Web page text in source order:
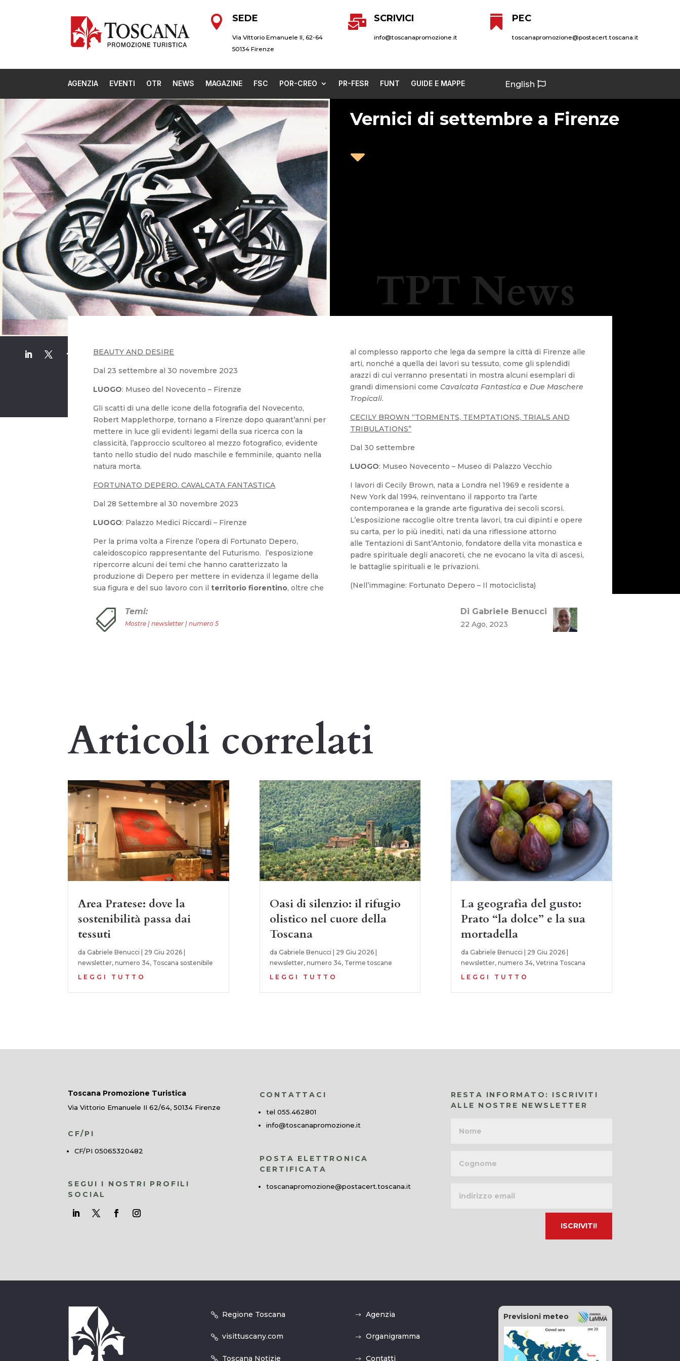
 SEDE
Via Vittorio Emanuele II, 62-64
50134 Firenze
 SCRIVICI
info@toscanapromozione.it
 PEC
toscanapromozione@postacert.toscana.it
AGENZIA EVENTI OTR NEWS MAGAZINE FSC POR-CREO PR-FESR FUNT GUIDE E MAPPE English
TPT News
Vernici di settembre a Firenze

BEAUTY AND DESIRE
Dal 23 settembre al 30 novembre 2023
LUOGO: Museo del Novecento – Firenze
Gli scatti di una delle icone della fotografia del Novecento,
Robert Mapplethorpe, tornano a Firenze dopo quarant’anni per
mettere in luce gli evidenti legami della sua ricerca con la
classicità, l’approccio scultoreo al mezzo fotografico, evidente
tanto nello studio del nudo maschile e femminile, quanto nella
natura morta.
FORTUNATO DEPERO. CAVALCATA FANTASTICA
Dal 28 Settembre al 30 novembre 2023
LUOGO: Palazzo Medici Riccardi – Firenze
Per la prima volta a Firenze l’opera di Fortunato Depero,
caleidoscopico rappresentante del Futurismo. l’esposizione
ripercorre alcuni dei temi che hanno caratterizzato la
produzione di Depero per mettere in evidenza il legame della
sua figura e del suo lavoro con ilterritorio fiorentino, oltre che
al complesso rapporto che lega da sempre la città di Firenze alle
arti, nonché a quella dei lavori su tessuto, come gli splendidi
arazzi di cui verranno presentati in mostra alcuni esemplari di
grandi dimensioni come Cavalcata Fantastica e Due Maschere
Tropicali.
CECILY BROWN “TORMENTS, TEMPTATIONS, TRIALS AND
TRIBULATIONS”
Dal 30 settembre
LUOGO: Museo Novecento – Museo di Palazzo Vecchio
I lavori di Cecily Brown, nata a Londra nel 1969 e residente a
New York dal 1994, reinventano il rapporto tra l’arte
contemporanea e la grande arte figurativa dei secoli scorsi.
L’esposizione raccoglie oltre trenta lavori, tra cui dipinti e opere
su carta, per lo più inediti, nati da una riflessione attorno
alle Tentazioni di Sant’Antonio, fondatore della vita monastica e
padre spirituale degli anacoreti, che ne evocano la vita di ascesi,
le battaglie spirituali e le privazioni.
(Nell’immagine: Fortunato Depero – Il motociclista)
 Temi:
Mostre |newsletter |numero 5
Di Gabriele Benucci
22 Ago, 2023
Articoli correlati
Area Pratese: dove la
sostenibilità passa dai
tessuti
da Gabriele Benucci 29 Giu 2026
newsletter,numero 34, Toscana sostenibile
LEGGI TUTTO
Oasi di silenzio: il rifugio
olistico nel cuore della
Toscana
da Gabriele Benucci 29 Giu 2026|
newsletter, numero 34, Terme toscane
LEGGI TUTTO
La geografia del gusto:
Prato “la dolce” e la sua
mortadella
da Gabriele Benucci 29 Giu 2026|
newsletter, numero 34, Vetrina Toscana
LEGGI TUTTO
Toscana Promozione Turistica
Via Vittorio Emanuele II 62/64, 50134 Firenze
CF/PI
CF/PI 05065320482
SEGUI I NOSTRI PROFILI
SOCIAL
CONTATTACI
tel 055.462801
info@toscanapromozione.it
POSTA ELETTRONICA
CERTIFICATA
toscanapromozione@postacert.toscana.it
RESTA INFORMATO: ISCRIVITI
ALLE NOSTRE NEWSLETTER
email
Regione Toscana
visittuscany.com
Toscana Notizie
Agenzia
Organigramma
Contatti
Previsioni meteo